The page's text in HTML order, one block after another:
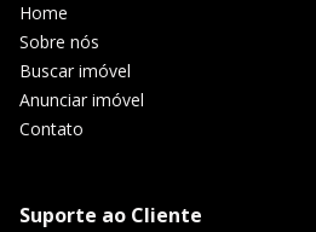
Home
Sobre nós
Buscar imóvel
Anunciar imóvel
Contato
Suporte ao Cliente